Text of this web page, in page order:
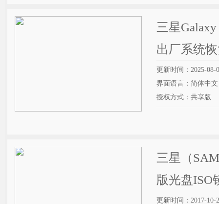
三星
出厂系统
更新时间：2025-08-
界面语言：简体中文
授权方式：共享版
三星（
版光盘ISO
更新时间：2017-10-